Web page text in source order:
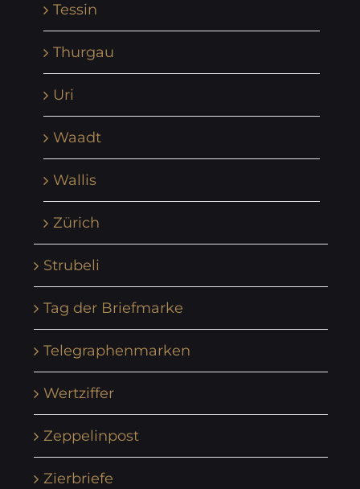
Tessin
Thurgau
Uri
Waadt
Wallis
Zürich
Strubeli
Tag der Briefmarke
Telegraphenmarken
Wertziffer
Zeppelinpost
Zierbriefe